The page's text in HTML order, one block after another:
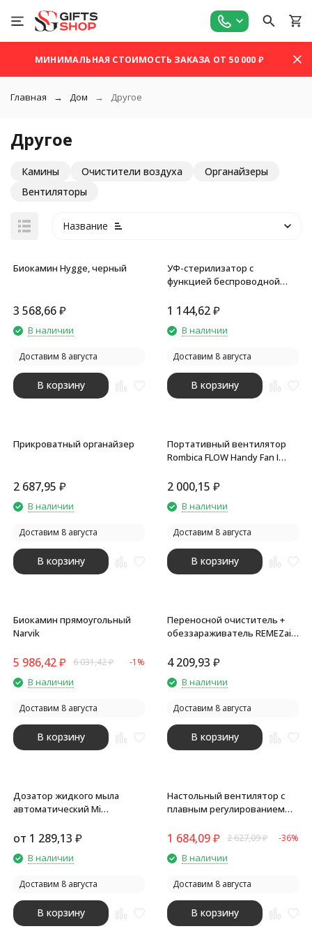
МИНИМАЛЬНАЯ СТОИМОСТЬ ЗАКАЗА ОТ 50 000 ₽
Главная Дом Другое
Другое
Камины Очистители воздуха
Органайзеры
Вентиляторы
Название
Биокамин Hygge, черный
3 568,66₽
В наличии
Доставим 8 августа
В корзину
УФ-стерилизатор c
функцией беспроводной
1 144,62₽
В наличии
Доставим 8 августа
В корзину
Прикроватный органайзер
2 687,95 ₽
В наличии
Доставим 8 августа
В корзину
Портативный вентилятор
Rombica FLOW Handy Fan I
2 000,15 ₽
В наличии
Доставим 8 августа
В корзину
Биокамин прямоугольный
Narvik
5 986,42₽ 6 031,42₽ -1%
В наличии
Доставим 8 августа
В корзину
Переносной очиститель +
обеззараживатель REMEZair
4 209,93 ₽
В наличии
Доставим 8 августа
В корзину
Дозатор жидкого мыла
автоматический Mi
Dispenser MJXSJ03XW
от 1 289,13 ₽
В наличии
Доставим 8 августа
В корзину
Настольный вентилятор с
плавным регулированием
1 684,09₽ 2 627,09₽ -36%
В наличии
Доставим 8 августа
В корзину